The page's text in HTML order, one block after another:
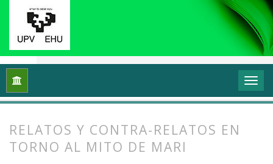
Inicio Vol. 2 Núm. 1 (2014): Transformar y sentir
RELATOS Y CONTRA-RELATOS EN
TORNO AL MITO DE MARI